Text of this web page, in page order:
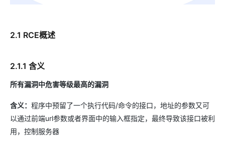
2.1 RCE概述
2.1.1 含义
所有漏洞中危害等级最高的漏洞
含义： 程序中预留了一个执行代码/命令的接口，地址的参数又可
以通过前端url参数或者界面中的输入框指定，最终导致该接口被利
用，控制服务器